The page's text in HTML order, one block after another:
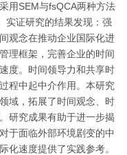
用SEM与fsQCA两种方法
实证研究的结果发现：强
观念在推动企业国际化进
理框架，完善企业的时间
度。时间领导力和共享时
程中起中介作用。本研究
域，拓展了时间观念、时
研究成果有助于进一步揭
于面临外部环境剧变的中
化速度提供了实践参考。